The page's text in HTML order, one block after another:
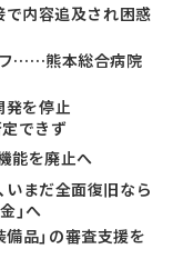
で内容追及され困惑
フ……熊本総合病院
発を停止
できず
能を廃止へ
いまだ全面復旧なら
」へ
品」の審査支援を